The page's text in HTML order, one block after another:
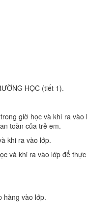
HỌC (tiết 1).
giờ học và khi ra
toàn của trẻ em.
khi ra vào lớp.
và khi ra vào lớp để
hàng vào lớp.